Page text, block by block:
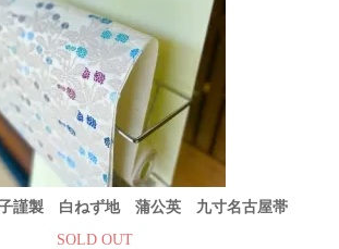
子謹製 白ねず地 蒲公英 九寸名古屋帯
SOLD OUT